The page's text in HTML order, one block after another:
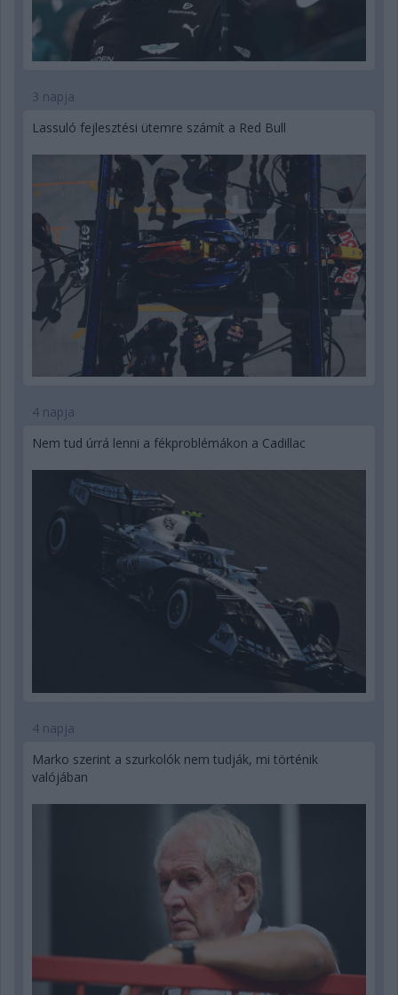
3 napja
Lassuló fejlesztési ütemre számít a Red Bull
4 napja
Nem tud úrrá lenni a fékproblémákon a Cadillac
4 napja
Marko szerint a szurkolók nem tudják, mi történik
valójában